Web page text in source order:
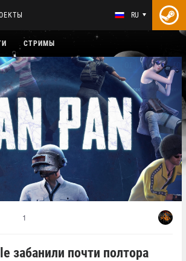
RU
СТРИМЫ
1
забанили почти полтора